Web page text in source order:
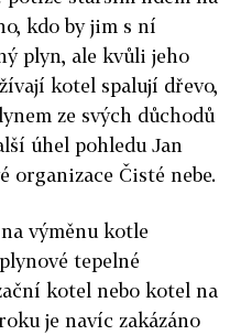
kdo by jim s ní
plyn, ale kvůli jeho
kotel spalují dřevo,
ze svých důchodů
úhel pohledu Jan
organizace Čisté nebe.
výměnu kotle
tepelné
kotel nebo kotel na
je navíc zakázáno